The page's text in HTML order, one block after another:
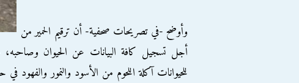
وأوضح -في تصريحات صحفية- أن ترقيم الحمير من
أجل تسجيل كافة البيانات عن الحيوان وصاحبه،
للحيوانات آكلة اللحوم من الأسود والنمور والفهود